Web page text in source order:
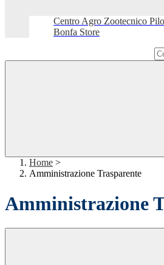
Centro Agro Zootecnico
Bonfa Store
Home >
Amministrazione Trasparente
Amministrazione